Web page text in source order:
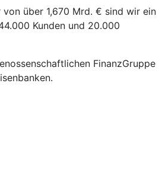
über 1,670 Mrd. € sind wir ein
Kunden und 20.000
FinanzGruppe